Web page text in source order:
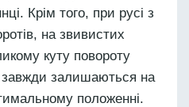
Крім того, при русі з
на звивистих
куту повороту
завжди залишаються на
положенні.